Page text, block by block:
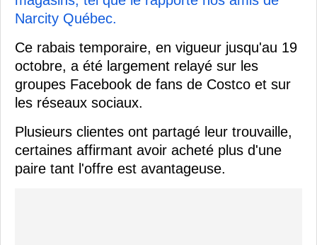
Narcity Québec.
Ce rabais temporaire, en vigueur jusqu'au 19
octobre, a été largement relayé sur les
groupes Facebook de fans de Costco et sur
les réseaux sociaux.
Plusieurs clientes ont partagé leur trouvaille,
certaines affirmant avoir acheté plus d'une
paire tant l'offre est avantageuse.